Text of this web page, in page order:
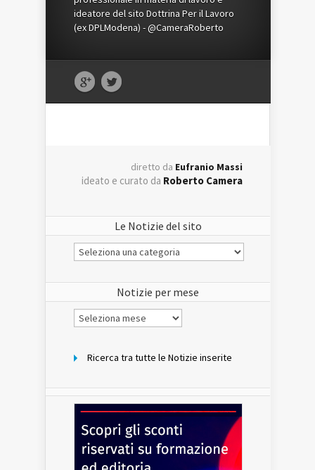
ideatore del sito Dottrina Per il Lavoro
(ex DPLModena) - @CameraRoberto
diretto da Eufranio Massi
ideato e curato da Roberto Camera
Le Notizie del sito
Le
Notizie
Notizie per mese
Notizie
per
Ricerca tra tutte le Notizie inserite